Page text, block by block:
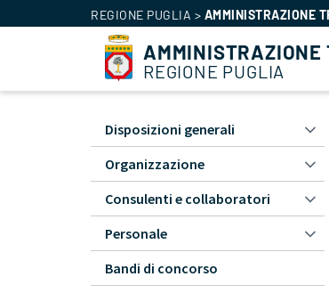
REGIONE PUGLIA > AMMINISTRAZIONE
AMMINISTRAZIONE
REGIONE PUGLIA
Amministrazione
Trasparente
-
Disposizioni generali
Organizzazione
Consulenti e collaboratori
Personale
Bandi di concorso